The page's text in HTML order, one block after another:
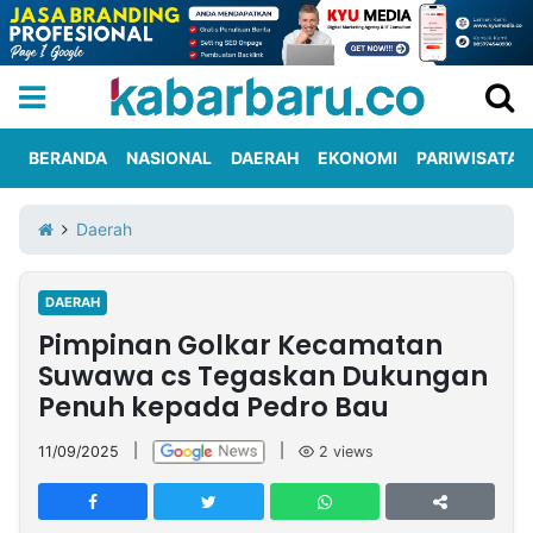
Iklan
Berita
Kami
Nasional
International
Olahraga
Entertainment
Daerah
Pariwisata
Kuliner
Kolom
Network
PT
TREETAN
BERANDA NASIONAL DAERAH EKONOMI PARIWISATA
Daerah
DAERAH
Pimpinan Golkar Kecamatan
Suwawa cs Tegaskan Dukungan
Penuh kepada Pedro Bau
11/09/2025 2 views